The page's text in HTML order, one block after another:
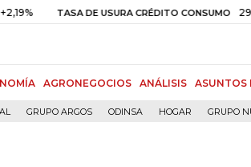
TASA DE USURA CRÉDITO CONSUMO 29,66%
AGRONEGOCIOS ANÁLISIS ASUNTOS
GRUPO ARGOS ODINSA HOGAR GRUPO